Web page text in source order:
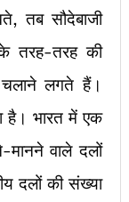
तब सौदेबाजी
तरह-तरह की
लगते हैं।
है। भारत में एक
वाले दलों
दलों की संख्या